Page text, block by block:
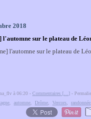
2018
l'automne sur le plateau de
à 06:20 - Commentaires [ ] -
automne Drôme Vercors randonnée